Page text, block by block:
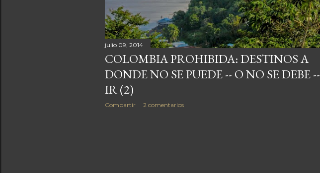
julio 09, 2014
COLOMBIA PROHIBIDA: DESTINOS A
DONDE NO SE PUEDE -- O NO SE DEBE --
IR (2)
Compartir 2 comentarios